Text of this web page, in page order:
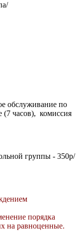
обслуживание по
(7 часов), комиссия
группы - 350р/
порядка
на равноценные.